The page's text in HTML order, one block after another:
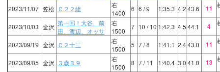
2023/11/07 笠松 Ｃ２２組
右
1400
6 6 / 9 1:35.3 4.2 43.6 11
2023/10/03 金沢 第一回！大谷、前
田、渡辺、オッサ
右
1500
7 10 / 10 1:42.3 4.5 44.1 4
2023/09/19 金沢 Ｃ２十三
右
1500
5 7/ 8 1:41.1 2.443.0 11
2023/09/05 金沢 ３歳Ｂ９
右
1500
8 7/ 11 1:40.4 3.0 41.0 13